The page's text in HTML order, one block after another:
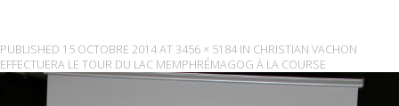
PUBLISHED 15 OCTOBRE 2014AT3456 × 5184 IN CHRISTIAN VACHON
EFFECTUERA LE TOUR DU LAC MEMPHRÉMAGOG À LA COURSE